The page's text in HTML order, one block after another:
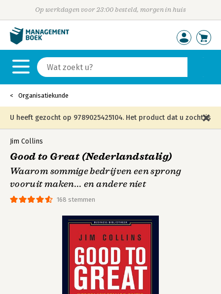
Op werkdagen voor 23:00 besteld, morgen in huis
Organisatiekunde
U heeft gezocht op 9789025425104. Het product dat u zocht is
niet meer in die editie leverbaar en is vervangen door de
onderstaande editie.
168 stemmen
Jim Collins
Good to Great (Nederlandstalig)
Waarom sommige bedrijven een sprong
vooruit maken... en andere niet